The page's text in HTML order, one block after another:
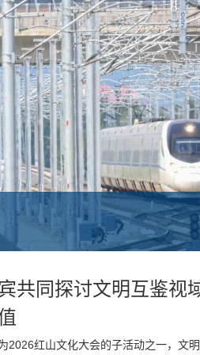
共同探讨文明互鉴视
2026红山文化大会的子活动之一，文